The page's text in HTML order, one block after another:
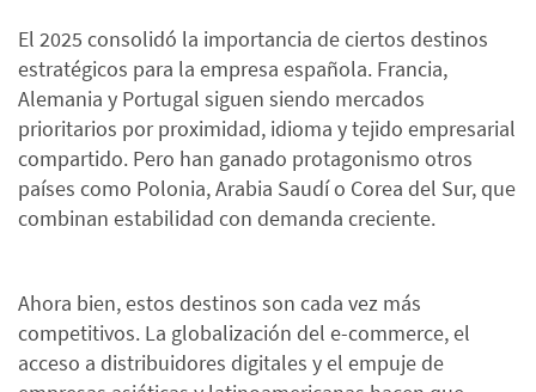
El 2025 consolidó la importancia de ciertos destinos
estratégicos para la empresa española. Francia,
Alemania y Portugal siguen siendo mercados
prioritarios por proximidad, idioma y tejido empresarial
compartido. Pero han ganado protagonismo otros
países como Polonia, Arabia Saudí o Corea del Sur, que
combinan estabilidad con demanda creciente.
Ahora bien, estos destinos son cada vez más
competitivos. La globalización del e-commerce, el
acceso a distribuidores digitales y el empuje de